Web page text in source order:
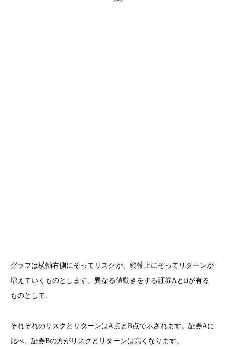
グラフは横軸右側にそってリスクが、縦軸上にそってリターンが
増えていくものとします。異なる値動きをする証券AとBが有る
ものとして、
それぞれのリスクとリターンはA点とB点で示されます。証券Aに
比べ、証券Bの方がリスクとリターンは高くなります。